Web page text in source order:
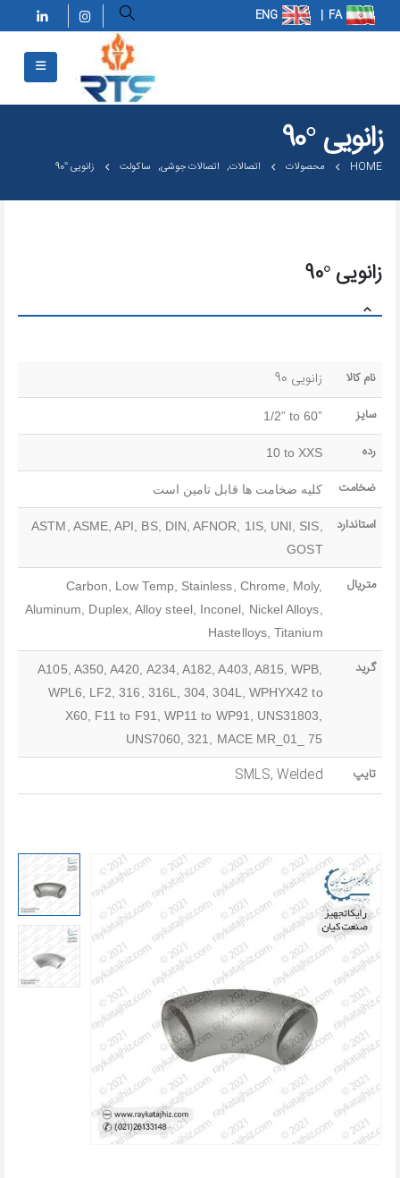
زانویی °90
HOME محصولات اتصالات, اتصالات جوشی, ساکولت زانویی °90
زانویی °90
نام کالا زانویی 90
سایز 1/2” to 60”
رده 10 to XXS
ضخامت کلیه ضخامت ها قابل تامین است
استاندارد
ASTM, ASME, API, BS, DIN, AFNOR, 1IS, UNI, SIS,
GOST
متریال
Carbon, Low Temp, Stainless, Chrome, Moly,
Aluminum, Duplex, Alloy steel, Inconel, Nickel Alloys,
Hastelloys, Titanium
گرید
A105, A350, A420, A234, A182, A403, A815, WPB,
WPL6, LF2, 316, 316L, 304, 304L, WPHYX42 to
X60, F11 to F91, WP11 to WP91, UNS31803,
UNS7060, 321, MACE MR_01_ 75
تایپ SMLS, Welded